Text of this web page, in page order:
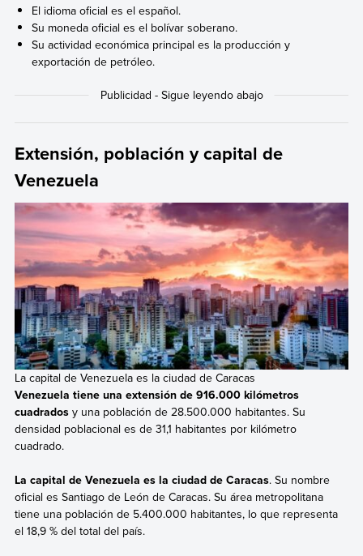
El idioma oficial es el español.
Su moneda oficial es el bolívar soberano.
Su actividad económica principal es la producción y
exportación de petróleo.
Extensión, población y capital de
Venezuela
La capital de Venezuela es la ciudad de Caracas
Venezuela tiene una extensión de 916.000 kilómetros
cuadradosy una población de 28.500.000 habitantes. Su
densidad poblacional es de 31,1 habitantes por kilómetro
cuadrado.
La capital de Venezuela es la ciudad de Caracas. Su nombre
oficial es Santiago de León de Caracas. Su área metropolitana
tiene una población de 5.400.000 habitantes, lo que representa
el 18,9 % del total del país.